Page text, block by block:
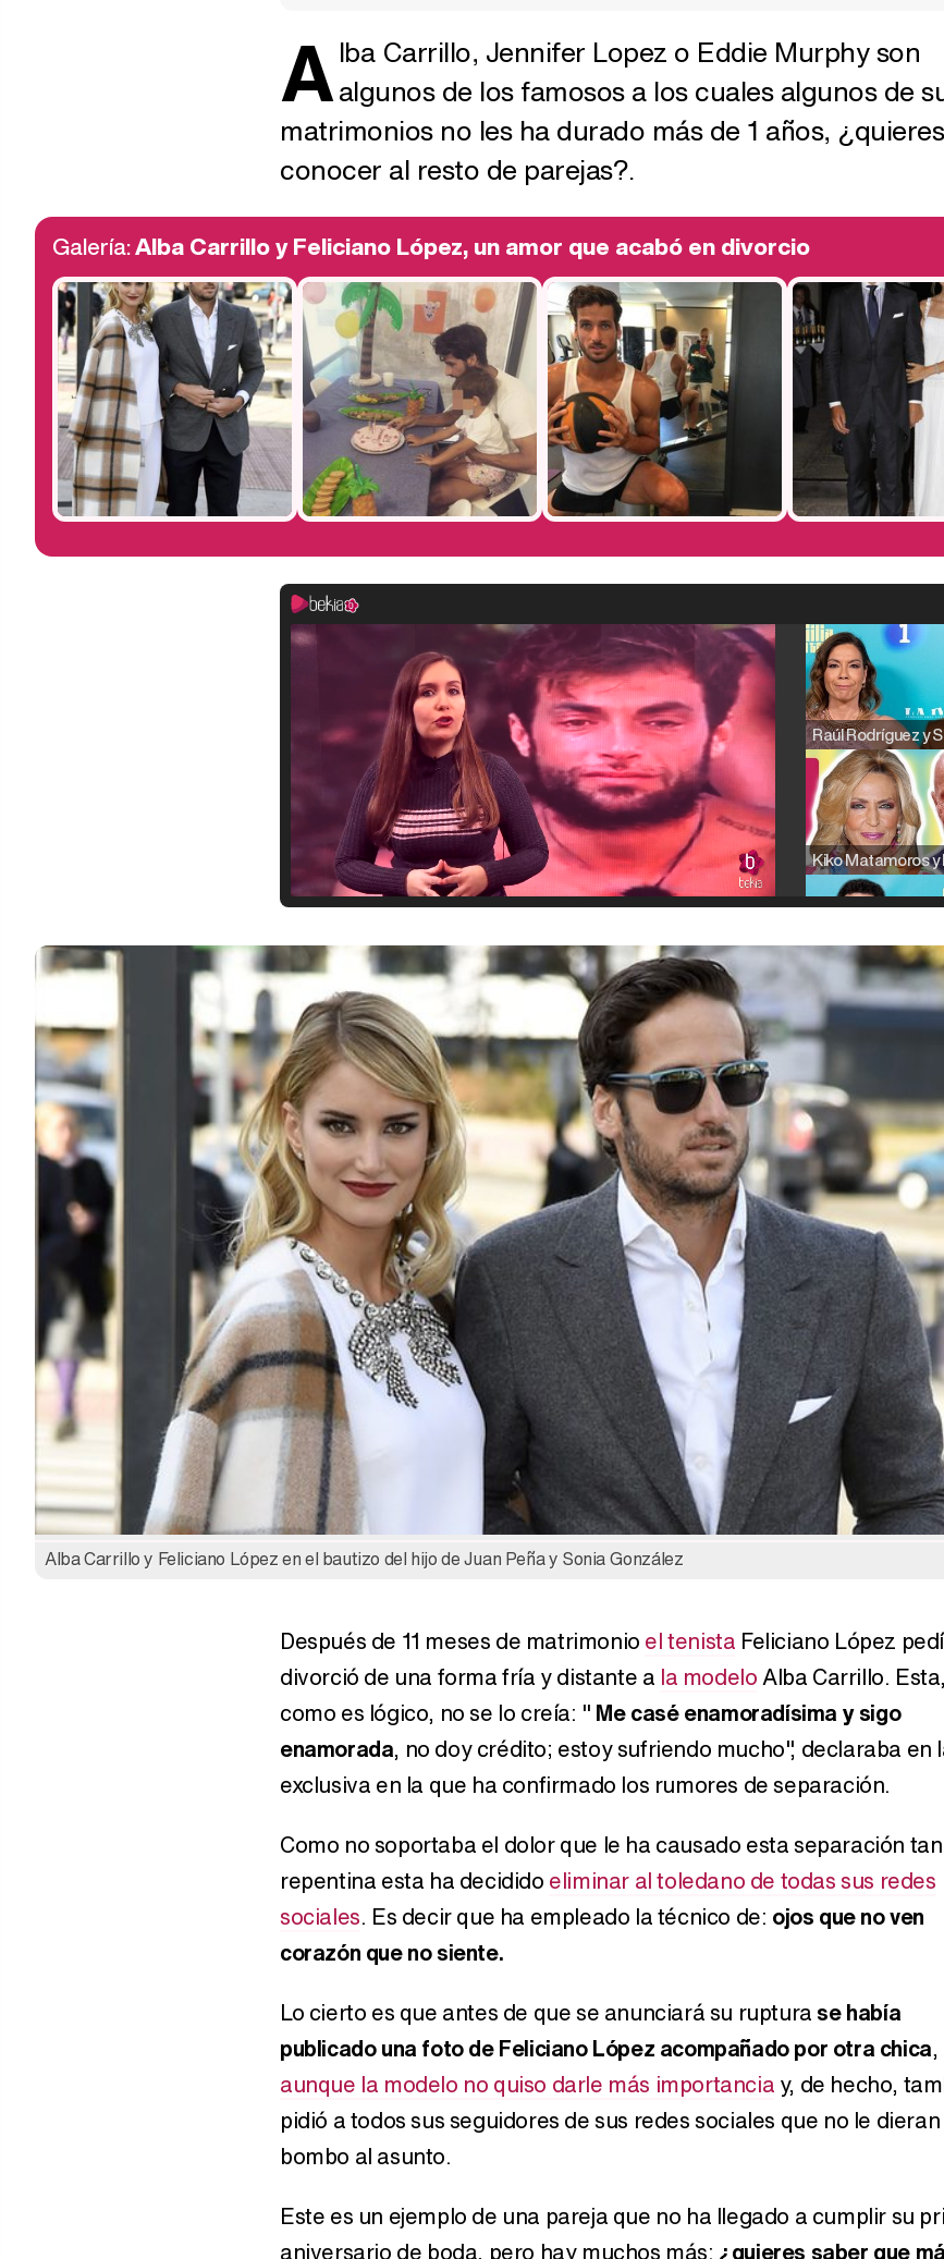
Alba Carrillo, Jennifer Lopez o Eddie Murphy son
algunos de los famosos a los cuales algunos de
matrimonios no les ha durado más de 1 años, ¿quieres
conocer al resto de parejas?.
Galería:Alba Carrillo y Feliciano López, un amor que acabó en divorcio
Alba Carrillo y Feliciano López en el bautizo del hijo de Juan Peña y Sonia González
Después de 11 meses de matrimonio el tenista Feliciano López
divorció de una forma fría y distante a la modeloAlba Carrillo. Esta,
como es lógico, no se lo creía: " Me casé enamoradísima y sigo
enamorada, no doy crédito; estoy sufriendo mucho", declaraba en
exclusiva en la que ha confirmado los rumores de separación.
Como no soportaba el dolor que le ha causado esta separación tan
repentina esta ha decidido eliminar al toledano de todas sus redes
sociales. Es decir que ha empleado la técnico de: ojos que no ven
corazón que no siente.
Lo cierto es que antes de que se anunciará su rupturase había
publicado una foto de Feliciano López acompañado por otra chica,
aunque la modelo no quiso darle más importancia y, de hecho,
pidió a todos sus seguidores de sus redes sociales que no le
bombo al asunto.
Este es un ejemplo de una pareja que no ha llegado a cumplir su
aniversario de boda, pero hay muchos más: ¿quieres saber que